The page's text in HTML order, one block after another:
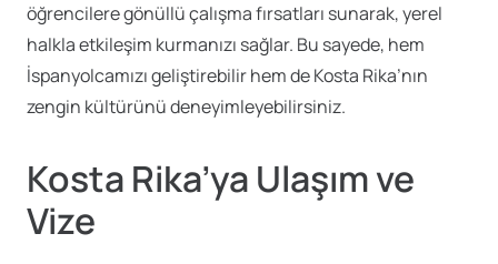
öğrencilere gönüllü çalışma fırsatları sunarak, yerel
halkla etkileşim kurmanızı sağlar. Bu sayede, hem
İspanyolcamızı geliştirebilir hem de Kosta Rika’nın
zengin kültürünü deneyimleyebilirsiniz.
Kosta Rika’ya Ulaşım ve
Vize